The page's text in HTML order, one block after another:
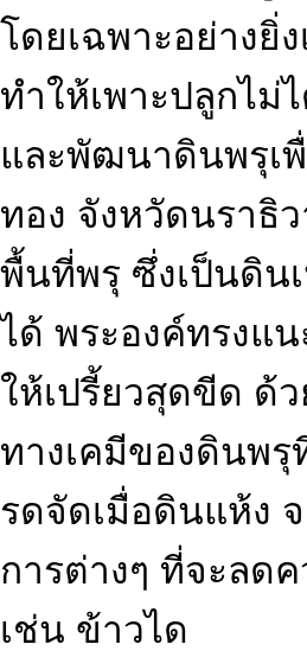
โดยเฉพาะอย่างยิ่
ทำให้เพาะปลูกไม่
และพัฒนาดินพรุเ
ทอง จังหวัดนราธิ
พื้นที่พรุ ซึ่งเป็นดิน
ได้ พระองค์ทรงแ
ให้เปรี้ยวสุดขีด ด้
ทางเคมีของดินพ
รดจัดเมื่อดินแห้ง
การต่างๆ ที่จะลด
เช่น ข้าวได